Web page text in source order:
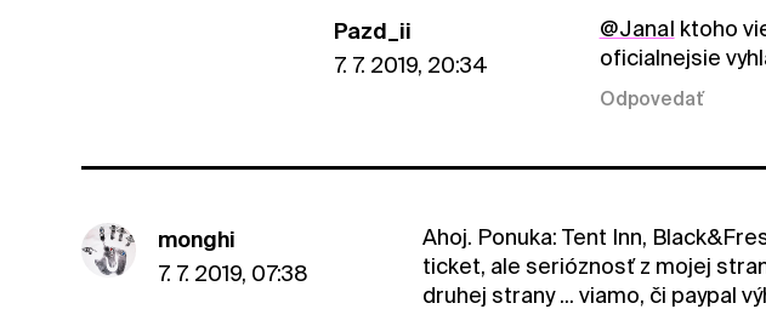
Pazd_ii
7. 7. 2019, 20:34
@JanaI ktoho
oficialnejsie
Odpovedať
monghi
7. 7. 2019, 07:38
Ahoj. Ponuka: Tent Inn,
ticket, ale serióznosť z mojej
druhej strany ... viamo, či paypal